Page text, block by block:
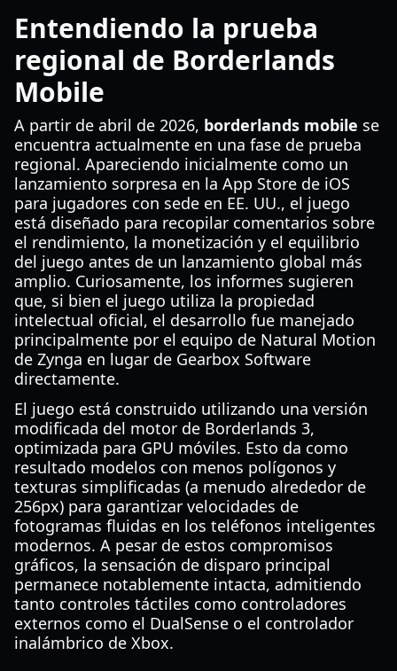
Entendiendo la prueba
regional de Borderlands
Mobile
A partir de abril de 2026, borderlands mobile se
encuentra actualmente en una fase de prueba
regional. Apareciendo inicialmente como un
lanzamiento sorpresa en la App Store de iOS
para jugadores con sede en EE. UU., el juego
está diseñado para recopilar comentarios sobre
el rendimiento, la monetización y el equilibrio
del juego antes de un lanzamiento global más
amplio. Curiosamente, los informes sugieren
que, si bien el juego utiliza la propiedad
intelectual oficial, el desarrollo fue manejado
principalmente por el equipo de Natural Motion
de Zynga en lugar de Gearbox Software
directamente.
El juego está construido utilizando una versión
modificada del motor de Borderlands 3,
optimizada para GPU móviles. Esto da como
resultado modelos con menos polígonos y
texturas simplificadas (a menudo alrededor de
256px) para garantizar velocidades de
fotogramas fluidas en los teléfonos inteligentes
modernos. A pesar de estos compromisos
gráficos, la sensación de disparo principal
permanece notablemente intacta, admitiendo
tanto controles táctiles como controladores
externos como el DualSense o el controlador
inalámbrico de Xbox.